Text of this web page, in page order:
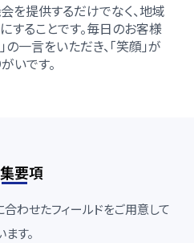
を提供するだけでなく、地域
することです。毎日のお客様
の一言をいただき、「笑顔」が
いです。
要項
わせたフィールドをご用意して
ます。